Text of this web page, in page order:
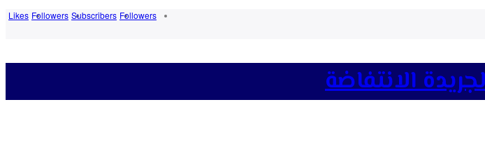
Likes Followers Subscribers Followers